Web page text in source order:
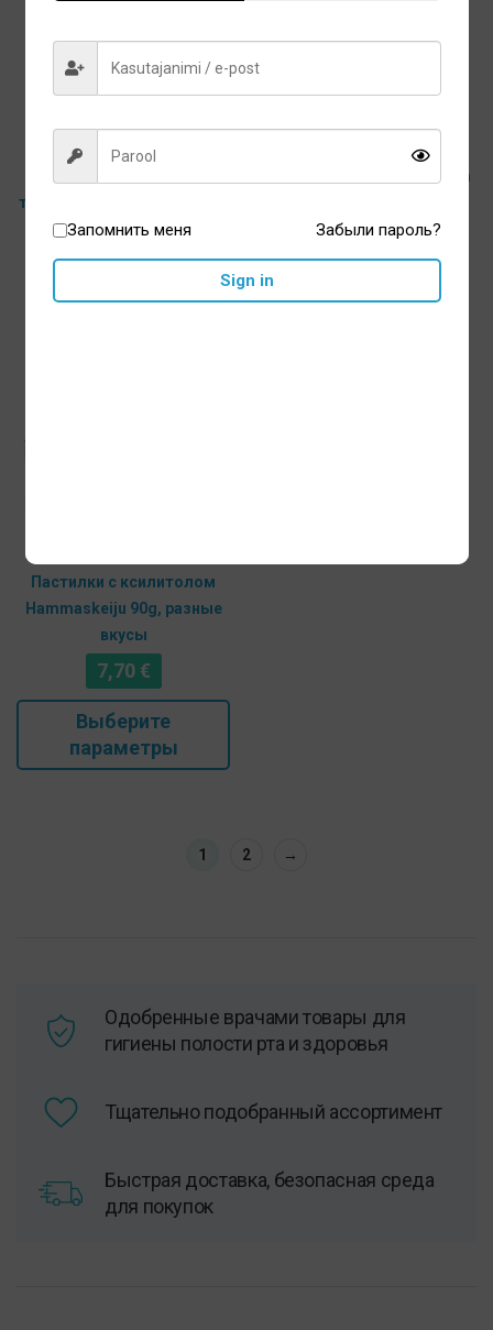
Пробиотические
таблетки BioGaia Prodentis
30шт
22,55€
ApaCare ApaGum
hambaemaili mineraalide ja
45tk
8,10€
Пастилки с ксилитолом
Hammaskeiju 90g, разные
вкусы
7,70€
Выберите
параметры
имеет
1 2 →
Одобренные врачами товары для
гигиены полости рта и здоровья
Тщательно подобранный ассортимент
Быстрая доставка, безопасная среда
для покупок
Запомнить меня Забыли пароль?
Sign in